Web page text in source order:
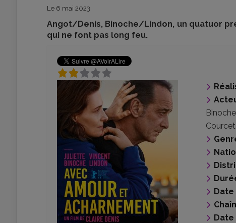
Le 6 mai 2023
Angot/Denis, Binoche/Lindon, un quatuor
qui ne font pas long feu.
Binoche
Courcet